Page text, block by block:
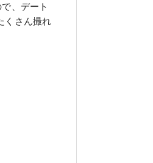
、デート
くさん撮れ